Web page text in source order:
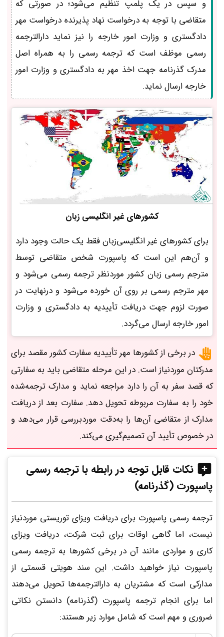
و سپس در یک پلمپ تنظیم می‌شود؛ در صورتی که
متقاضی با توجه به درخواست نهاد پذیرنده درخواست مهر
دادگستری و وزارت امور خارجه را نیز نماید دارالترجمه
رسمی موظف است که ترجمه رسمی را به همراه اصل
مدرک گذرنامه جهت اخذ مهر به دادگستری و وزارت امور
خارجه ارسال نماید.
کشورهای غیر انگلیسی زبان
برای کشورهای غیر انگلیسی‌زبان فقط یک حالت وجود دارد
و آن‌هم این است که پاسپورت شخص متقاضی توسط
مترجم رسمی زبان کشور موردنظر ترجمه رسمی می‌شود و
مهر مترجم رسمی بر روی آن خورده می‌شود و درنهایت در
صورت لزوم جهت دریافت تأییدیه به دادگستری و وزارت
امور خارجه ارسال می‌گردد.
در برخی از کشورها مهر تأییدیه سفارت کشور مقصد برای
مدرکتان موردنیاز است. در این مرحله متقاضی باید به سفارتی
که قصد سفر به آن را دارد مراجعه نماید و مدارک ترجمه‌شده
خود را به سفارت مربوطه تحویل دهد. سفارت بعد از دریافت
مدارک از متقاضی آن‌ها را به‌دقت موردبررسی قرار می‌دهد و
در خصوص تأیید آن تصمیم‌گیری می‌کند.
نکات قابل توجه در رابطه با ترجمه رسمی
پاسپورت (گذرنامه)
ترجمه رسمی پاسپورت برای دریافت ویزای توریستی موردنیاز
نیست، اما گاهی اوقات برای ثبت شرکت، دریافت ویزای
کاری و مواردی مانند آن در برخی کشورها به ترجمه رسمی
پاسپورت نیاز خواهید داشت. این سند هویتی قسمتی از
مدارکی است که مشتریان به دارالترجمه‌ها تحویل می‌دهند
اما برای انجام ترجمه پاسپورت (گذرنامه) دانستن نکاتی
ضروری و مهم است که شامل موارد زیر هستند: